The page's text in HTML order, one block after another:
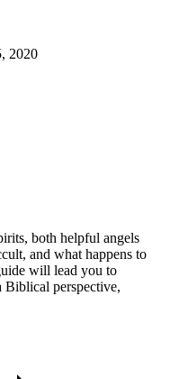
2020
both helpful angels
and what happens to
will lead you to
perspective,